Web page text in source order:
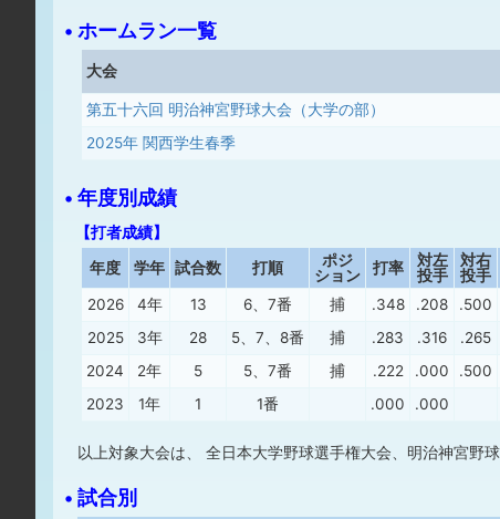
• ホームラン一覧
大会
第五十六回 明治神宮野球大会（大学の部）
2025年 関西学生春季
• 年度別成績
【打者成績】
年度 学年 試合数 打順
ポジ
ション
打率
対左
投手
対右
投手
2026 4年 13 6、7番 捕 .348 .208 .500
2025
3年 28 5、7、8番 捕 .283 .316 .265
2024
2年 5 5、7番 捕 .222 .000 .500
2023
1年 1 1番 .000 .000
以上対象大会は、 全日本大学野球選手権大会、明治神宮野
• 試合別